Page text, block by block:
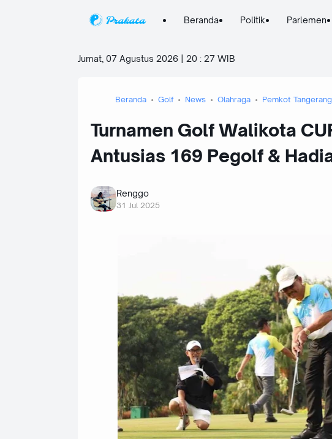
Beranda Politik Parlemen
Jumat, 07 Agustus 2026 | 20 : 27 WIB
Beranda Golf News Olahraga Pemkot Tangerang
Turnamen Golf Walikota
Antusias 169 Pegolf &
Renggo
31 Jul 2025